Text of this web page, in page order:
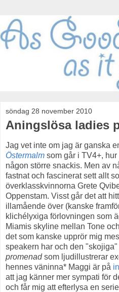
söndag 28 november 2010
Aningslösa ladies
Jag vet inte om jag är ganska
Östermalm som går i TV4+,
någon större snackis. Men av
fastnat och fascinerat sett allt
överklasskvinnorna Grete
Oppenstam. Visst går det att
illamående över (kanske
klichélyxiga förlovningen som
Miamis skyline mellan Tone
det som kanske upprör mig
speakern har och den
promenadsom ljudillustrerar
hennes väninna* Maggi är på
att jag känner mer sympati för
och får mig att efterlysa en